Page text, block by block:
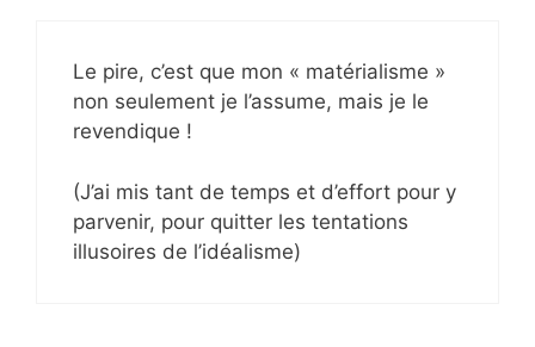
Le pire, c’est que mon « matérialisme »
non seulement je l’assume, mais je le
revendique !
(J’ai mis tant de temps et d’effort pour y
parvenir, pour quitter les tentations
illusoires de l’idéalisme)